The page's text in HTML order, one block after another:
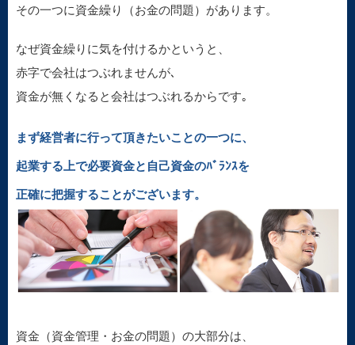
その一つに資金繰り（お金の問題）があります。
なぜ資金繰りに気を付けるかというと、
赤字で会社はつぶれませんが､
資金が無くなると会社はつぶれるからです｡
まず経営者に行って頂きたいことの一つに、
起業する上で必要資金と自己資金のﾊﾞﾗﾝｽを
正確に把握することがございます。
資金（資金管理・お金の問題）の大部分は、